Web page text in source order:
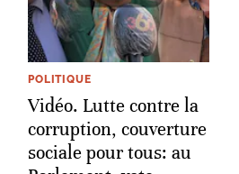
POLITIQUE
Vidéo. Lutte contre la
corruption, couverture
sociale pour tous: au